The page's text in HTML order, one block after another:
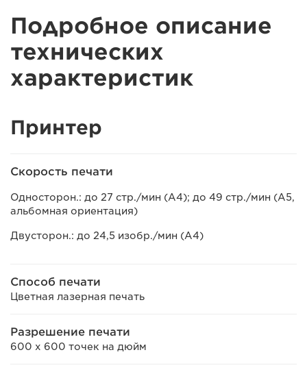
Подробное описание
технических
характеристик
Принтер
Скорость печати
Односторон.: до 27 стр./мин (A4); до 49 стр./мин (A5,
альбомная ориентация)
Двусторон.: до 24,5 изобр./мин (A4)
Способ печати
Цветная лазерная печать
Разрешение печати
600 x 600 точек на дюйм